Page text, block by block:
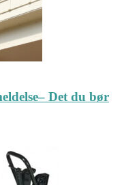
Det du bør